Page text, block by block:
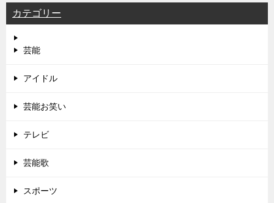
カテゴリー
芸能
アイドル
芸能お笑い
テレビ
芸能歌
スポーツ